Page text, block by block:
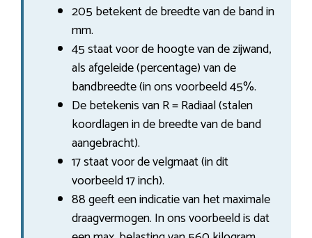
205 betekent de breedte van de band in
mm.
45 staat voor de hoogte van de zijwand,
als afgeleide (percentage) van de
bandbreedte (in ons voorbeeld 45%.
De betekenis van R = Radiaal (stalen
koordlagen in de breedte van de band
aangebracht).
17 staat voor de velgmaat (in dit
voorbeeld 17 inch).
88 geeft een indicatie van het maximale
draagvermogen. In ons voorbeeld is dat